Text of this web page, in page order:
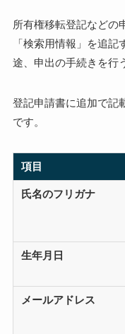
所有権移転登記などの
「検索用情報」を追
途、申出の手続きを行
登記申請書に追加で記
です。
項目
氏名のフリガナ
生年月日
メールアドレス